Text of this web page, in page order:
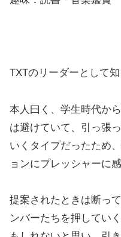
TXTのリーダーとして知
本人曰く、学生時代か
は避けていて、引っ張
いくタイプだったため
ョンにプレッシャーに
提案されたときは断っ
ンバーたちを押してい